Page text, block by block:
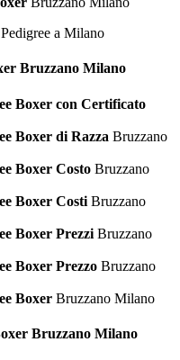
Bruzzano Milano
Boxer con Certificato
Boxer di Razza Bruzzano
Boxer Costo Bruzzano
Boxer Costi Bruzzano
Boxer Prezzi Bruzzano
Boxer Prezzo Bruzzano
Boxer Bruzzano Milano
Bruzzano Milano